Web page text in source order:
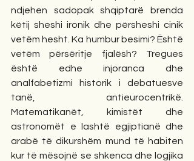
ndjehen sadopak shqiptarë brenda
këtij sheshi ironik dhe përsheshi cinik
vetëm hesht. Ka humbur besimi? Është
vetëm përsëritje fjalësh? Tregues
është edhe injoranca dhe
analfabetizmi historik i debatuesve
tanë, antieurocentrikë.
Matematikanët, kimistët dhe
astronomët e lashtë egjiptianë dhe
arabë të dikurshëm mund të habiten
kur të mësojnë se shkenca dhe logjika